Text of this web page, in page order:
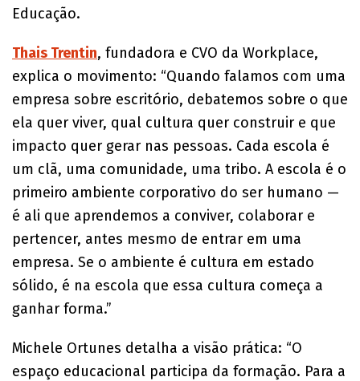
Educação.
Thais Trentin, fundadora e CVO da Workplace,
explica o movimento: “Quando falamos com uma
empresa sobre escritório, debatemos sobre o que
ela quer viver, qual cultura quer construir e que
impacto quer gerar nas pessoas. Cada escola é
um clã, uma comunidade, uma tribo. A escola é o
primeiro ambiente corporativo do ser humano —
é ali que aprendemos a conviver, colaborar e
pertencer, antes mesmo de entrar em uma
empresa. Se o ambiente é cultura em estado
sólido, é na escola que essa cultura começa a
ganhar forma.”
Michele Ortunes detalha a visão prática: “O
espaço educacional participa da formação. Para a